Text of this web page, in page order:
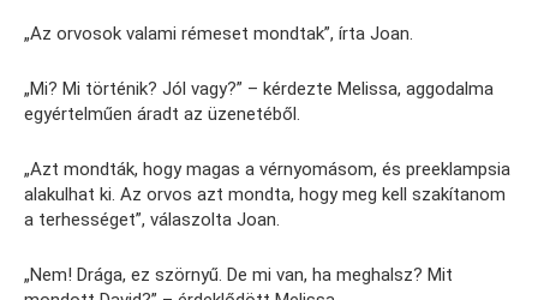
„Az orvosok valami rémeset mondtak”, írta Joan.
„Mi? Mi történik? Jól vagy?” – kérdezte Melissa, aggodalma
egyértelműen áradt az üzenetéből.
„Azt mondták, hogy magas a vérnyomásom, és preeklampsia
alakulhat ki. Az orvos azt mondta, hogy meg kell szakítanom
a terhességet”, válaszolta Joan.
„Nem! Drága, ez szörnyű. De mi van, ha meghalsz? Mit